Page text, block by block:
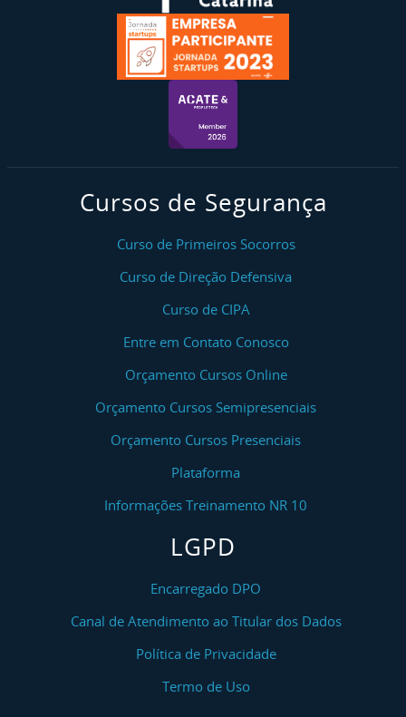
Cursos de Segurança
Curso de Primeiros Socorros
Curso de Direção Defensiva
Curso de CIPA
Entre em Contato Conosco
Orçamento Cursos Online
Orçamento Cursos Semipresenciais
Orçamento Cursos Presenciais
Plataforma
Informações Treinamento NR 10
LGPD
Encarregado DPO
Canal de Atendimento ao Titular dos Dados
Política de Privacidade
Termo de Uso